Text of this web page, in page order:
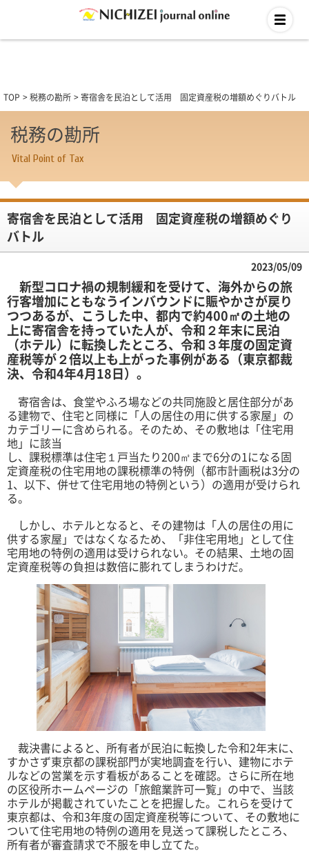
TOP 税務の勘所 寄宿舎を民泊として活用 固定資産税の増額めぐりバトル
税務の勘所
Vital Point of Tax
寄宿舎を民泊として活用 固定資産税の増額めぐり
バトル
2023/05/09
新型コロナ禍の規制緩和を受けて、海外からの旅
行客増加にともなうインバウンドに賑やかさが戻り
つつあるが、こうした中、都内で約400㎡の土地の
上に寄宿舎を持っていた人が、令和２年末に民泊
（ホテル）に転換したところ、令和３年度の固定資
産税等が２倍以上も上がった事例がある（東京都裁
決、令和4年4月18日）。
寄宿舎は、食堂やふろ場などの共同施設と居住部分があ
る建物で、住宅と同様に「人の居住の用に供する家屋」の
カテゴリーに含められる。そのため、その敷地は「住宅用
地」に該当
し、課税標準は住宅１戸当たり200㎡まで6分の1になる固
定資産税の住宅用地の課税標準の特例（都市計画税は3分の
1、以下、併せて住宅用地の特例という）の適用が受けられ
る。
しかし、ホテルとなると、その建物は「人の居住の用に
供する家屋」ではなくなるため、「非住宅用地」として住
宅用地の特例の適用は受けられない。その結果、土地の固
定資産税等の負担は数倍に膨れてしまうわけだ。
裁決書によると、所有者が民泊に転換した令和2年末に、
すかさず東京都の課税部門が実地調査を行い、建物にホテ
ルなどの営業を示す看板があることを確認。さらに所在地
の区役所ホームページの「旅館業許可一覧」の中で、当該
ホテルが掲載されていたことを把握した。これらを受けて
東京都は、令和3年度の固定資産税等について、その敷地に
ついて住宅用地の特例の適用を見送って課税したところ、
所有者が審査請求で不服を申し立てた。